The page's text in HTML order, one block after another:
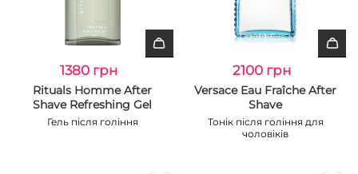
1380 грн
Rituals Homme After
Shave Refreshing Gel
Гель після гоління
2100 грн
Versace Eau Fraîche After
Shave
Тонік після гоління для
чоловіків